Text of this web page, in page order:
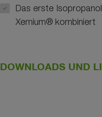
Das erste
Xemium® kombiniert
DOWNLOADS UND